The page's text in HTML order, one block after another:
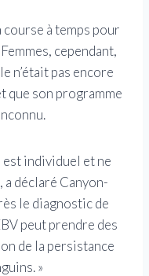
à temps pour
cependant,
n’était pas encore
que son programme
individuel et ne
a déclaré Canyon-
le diagnostic de
peut prendre des
de la persistance
»